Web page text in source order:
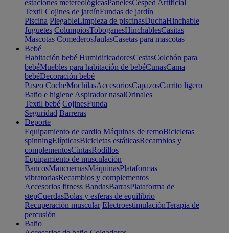
estaciones metereológicasPanelesCesped Artificial
Textil Cojines de jardínFundas de jardín
Piscina PlegableLimpieza de piscinasDuchaHinchable
Juguetes ColumpiosToboganesHinchablesCasitas
Mascotas ComederosJaulasCasetas para mascotas
Bebé
Habitación bebé HumidificadoresCestasColchón para
bebéMuebles para habitación de bebéCunasCama
bebéDecoración bebé
Paseo CocheMochilasAccesoriosCapazosCarrito ligero
Baño e higiene Aspirador nasalOrinales
Textil bebé CojinesFunda
Seguridad Barreras
Deporte
Equipamiento de cardio Máquinas de remoBicicletas
spinningElípticasBicicletas estáticasRecambios y
complementosCintasRodillos
Equipamiento de musculación
BancosMancuernasMáquinasPlataformas
vibratoriasRecambios y complementos
Accesorios fitness BandasBarrasPlataforma de
stepCuerdasBolas y esferas de equilibrio
Recuperación muscular ElectroestimulaciónTerapia de
percusión
Baño